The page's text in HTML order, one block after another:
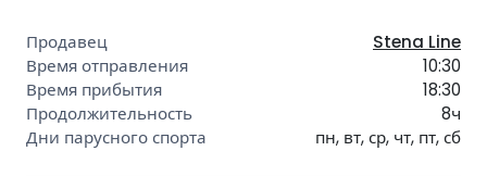
Stena Line
10:30
18:30
8ч
пн, вт, ср, чт, пт, сб